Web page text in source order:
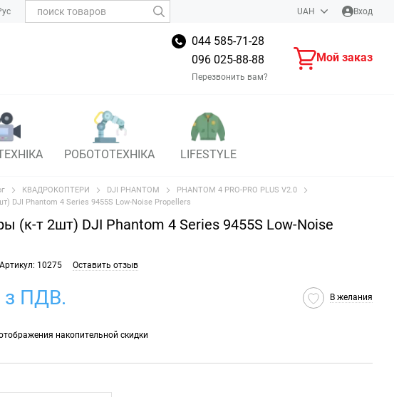
UAH Вход
044 585-71-28
096 025-88-88
Перезвонить вам?
Мой заказ
РОБОТОТЕХНІКА LIFESTYLE
КВАДРОКОПТЕРИ DJI PHANTOM
PHANTOM 4 PRO-PRO PLUS V2.0
DJI Phantom 4 Series 9455S Low-Noise Propellers
(к-т 2шт) DJI Phantom 4 Series 9455S Low-Noise
Артикул: 10275 Оставить отзыв
з ПДВ. В желания
накопительной скидки